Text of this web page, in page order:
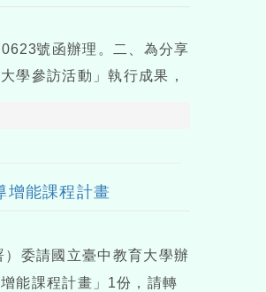
號函辦理。二、為分享
學參訪活動」執行成果，
增能課程計畫
委請國立臺中教育大學辦
能課程計畫」1份，請轉